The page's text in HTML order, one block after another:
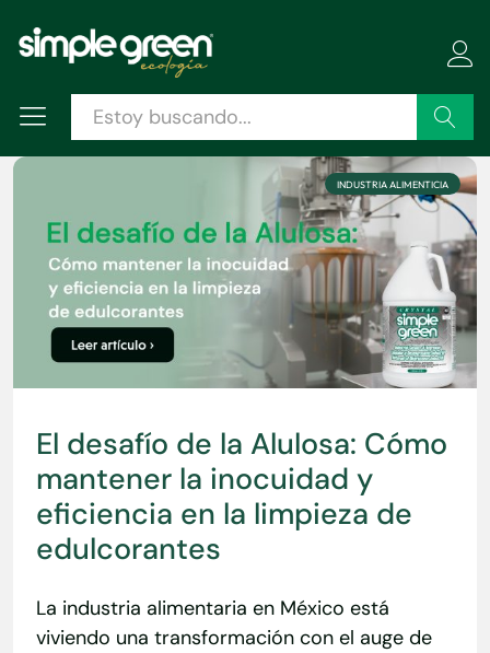
Buscar
INDUSTRIA ALIMENTICIA
El desafío de la Alulosa: Cómo
mantener la inocuidad y
eficiencia en la limpieza de
edulcorantes
La industria alimentaria en México está
viviendo una transformación con el auge de